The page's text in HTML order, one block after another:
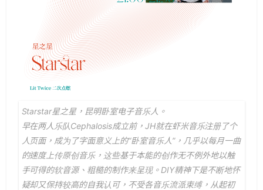
Starstar星之星，昆明卧室电子音乐人。
早在两人乐队Cephalosis成立前，JH就在虾米音乐注册了个
人页面，成为了字面意义上的“卧室音乐人”，几乎以每月一曲
的速度上传原创音乐，这些基于本能的创作无不例外地以触
手可得的软音源、粗糙的制作来呈现。DIY精神下是不断地怀
疑却又保持较高的自我认可，不受各音乐流派束缚，从起初